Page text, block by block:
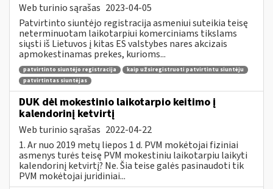
Web turinio sąrašas 2023-04-05
Patvirtinto siuntėjo registracija asmeniui suteikia teisę
neterminuotam laikotarpiui komerciniams tikslams
siųsti iš Lietuvos į kitas ES valstybes nares akcizais
apmokestinamas prekes, kurioms...
patvirtinto siuntėjo registracija
kaip užsiregistruoti patvirtintu siuntėju
patvirtintas siuntėjas
DUK dėl mokestinio laikotarpio keitimo į
kalendorinį ketvirtį
Web turinio sąrašas 2022-04-22
1. Ar nuo 2019 metų liepos 1 d. PVM mokėtojai fiziniai
asmenys turės teisę PVM mokestiniu laikotarpiu laikyti
kalendorinį ketvirtį? Ne. Šia teise galės pasinaudoti tik
PVM mokėtojai juridiniai...